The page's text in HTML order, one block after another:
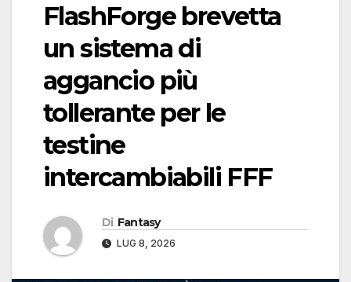
FlashForge brevetta
un sistema di
aggancio più
tollerante per le
testine
intercambiabili FFF
Di Fantasy
LUG 8, 2026